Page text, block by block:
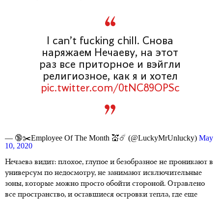
I can’t fucking chill. Снова
наряжаем Нечаеву, на этот
раз все приторное и вэйгли
религиозное, как я и хотел
pic.twitter.com/0tNC89OPSc
— 🔞✂️Employee Of The Month 💒☄️ (@LuckyMrUnlucky) May
10, 2020
Нечаева видит: плохое, глупое и безобразное не проникают в
универсум по недосмотру, не занимают исключительные
зоны, которые можно просто обойти стороной. Отравлено
все пространство, и оставшиеся островки тепла, где еще